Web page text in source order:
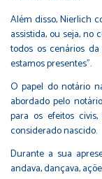
Além disso, Nierlich
assistida, ou seja, no
todos os cenários
estamos presentes”.
O papel do notário
abordado pelo
para os efeitos
considerado nascido.
Durante a sua
andava, dançava,